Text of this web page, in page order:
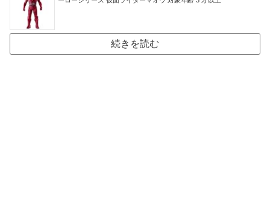
続きを読む